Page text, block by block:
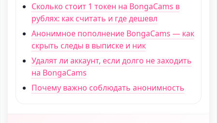
Сколько стоит 1 токен на BongaCams в
рублях: как считать и где дешевл
Анонимное пополнение BongaCams — как
скрыть следы в выписке и ник
Удалят ли аккаунт, если долго не заходить
на BongaCams
Почему важно соблюдать анонимность